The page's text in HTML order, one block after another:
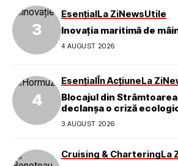
EsențialLa ZiNewsUtile
Inovația maritimă de
4 AUGUST 2026
EsențialÎn AcțiuneLa Zi
Blocajul din
declanșa o criză
3 AUGUST 2026
Cruising & CharteringLa